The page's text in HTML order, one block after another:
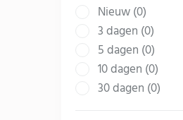
Nieuw (0)
3 dagen (0)
5 dagen (0)
10 dagen (0)
30 dagen (0)